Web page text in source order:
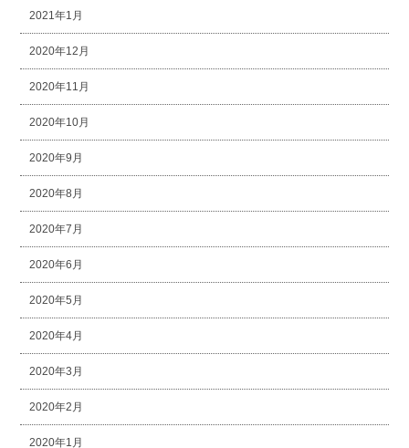
2021年1月
2020年12月
2020年11月
2020年10月
2020年9月
2020年8月
2020年7月
2020年6月
2020年5月
2020年4月
2020年3月
2020年2月
2020年1月